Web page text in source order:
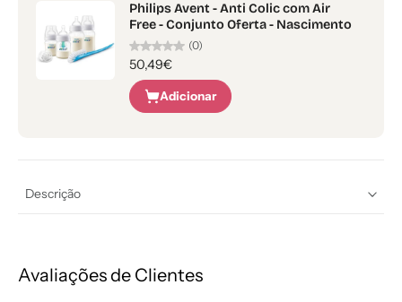
Philips Avent - Anti Colic com Air
Free - Conjunto Oferta - Nascimento
(0)
50,49€
Adicionar
Descrição
Avaliações de Clientes